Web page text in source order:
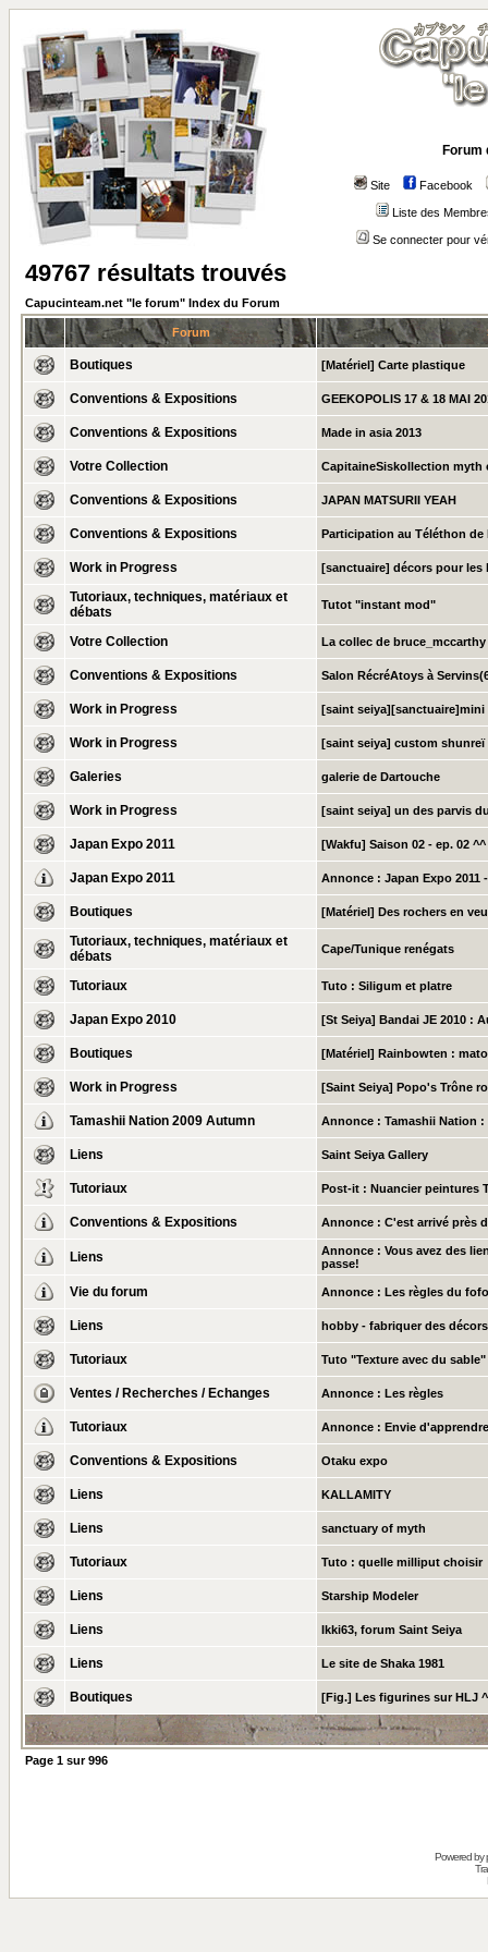
Forum
Site Facebook
Liste des
Se connecter pour
49767 résultats trouvés
Capucinteam.net "le forum" Index du Forum
Forum
Boutiques [Matériel] Carte plastique
Conventions & Expositions GEEKOPOLIS 17 & 18 MAI
Conventions & Expositions Made in asia 2013
Votre Collection CapitaineSiskollection myth
Conventions & Expositions JAPAN MATSURII YEAH
Conventions & Expositions Participation au Téléthon de
Work in Progress [sanctuaire] décors pour les
Tutoriaux, techniques, matériaux et
débats
Tutot "instant mod"
Votre Collection La collec de bruce_mccarthy
Conventions & Expositions Salon RécréAtoys à
Work in Progress [saint
Work in Progress [saint seiya] custom shunreï
Galeries galerie de Dartouche
Work in Progress [saint seiya] un des parvis
Japan Expo 2011 [Wakfu] Saison 02 - ep. 02 ^^
Japan Expo 2011 Annonce : Japan Expo 2011
Boutiques [Matériel] Des rochers en
Tutoriaux, techniques, matériaux et
débats
Cape/Tunique renégats
Tutoriaux Tuto : Siligum et platre
Japan Expo 2010 [St Seiya] Bandai JE 2010 :
Boutiques [Matériel] Rainbowten :
Work in Progress [Saint Seiya] Popo's Trône
Tamashii Nation 2009 Autumn Annonce : Tamashii Nation :
Liens Saint Seiya Gallery
Tutoriaux Post-it : Nuancier peintures
Conventions & Expositions Annonce : C'est arrivé près
Liens Annonce : Vous avez des
passe!
Vie du forum Annonce : Les règles du fofo
Liens hobby - fabriquer des décors
Tutoriaux Tuto "Texture avec du sable"
Ventes / Recherches / Echanges Annonce : Les règles
Tutoriaux Annonce : Envie
Conventions & Expositions Otaku expo
Liens KALLAMITY
Liens sanctuary of myth
Tutoriaux Tuto : quelle milliput choisir
Liens Starship Modeler
Liens Ikki63, forum Saint Seiya
Liens Le site de Shaka 1981
Boutiques [Fig.] Les figurines sur HLJ
Page 1 sur996
Powered by